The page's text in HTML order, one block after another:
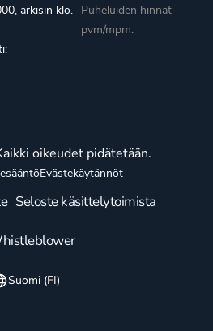
, arkisin klo. Puheluiden hinnat
pvm/mpm.
oikeudet pidätetään.
Evästekäytännöt
Seloste käsittelytoimista
Suomi (FI)